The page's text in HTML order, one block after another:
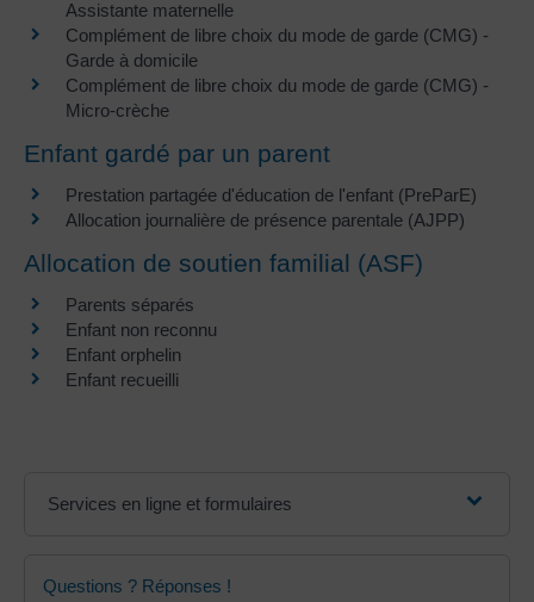
Assistante maternelle
Complément de libre choix du mode de garde (CMG) -
Garde à domicile
Complément de libre choix du mode de garde (CMG) -
Micro-crèche
Enfant gardé par un parent
Prestation partagée d'éducation de l'enfant (PreParE)
Allocation journalière de présence parentale (AJPP)
Allocation de soutien familial (ASF)
Parents séparés
Enfant non reconnu
Enfant orphelin
Enfant recueilli
Services en ligne et formulaires
Questions ? Réponses !